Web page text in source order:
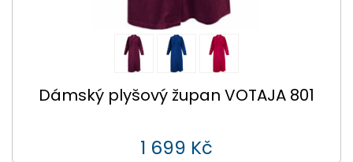
Dámský plyšový župan VOTAJA 801
1 699 Kč